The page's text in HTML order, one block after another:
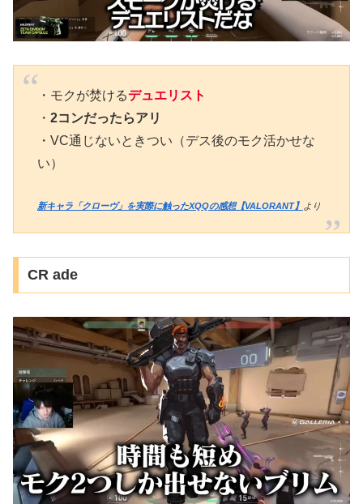
・モクが焚けるデュエリスト
・ 2コンだったらアリ
・VC通じないときつい（デス後のモク活かせな
い）
新キャラ「クローヴ」を実際に触ったXQQの感想【VALORANT】 より
CR ade